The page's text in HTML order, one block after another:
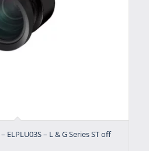
ELPLU03S – L & G Series ST off